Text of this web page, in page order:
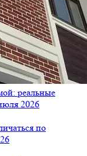
реальные
2026
по